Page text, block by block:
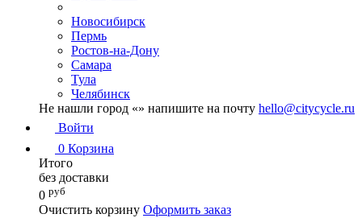
Новосибирск
Пермь
Ростов-на-Дону
Самара
Тула
Челябинск
Не нашли город «» напишите на почту hello@citycycle.ru
Войти
0 Корзина
Итого
без доставки
0 руб
Очистить корзину Оформить заказ